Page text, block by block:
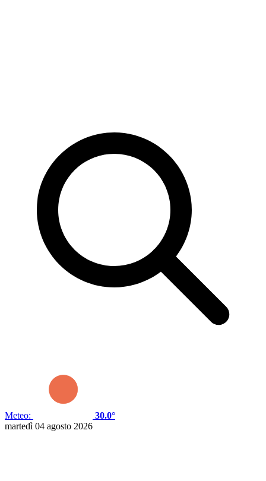
Meteo:
30.0°
martedì 04 agosto 2026